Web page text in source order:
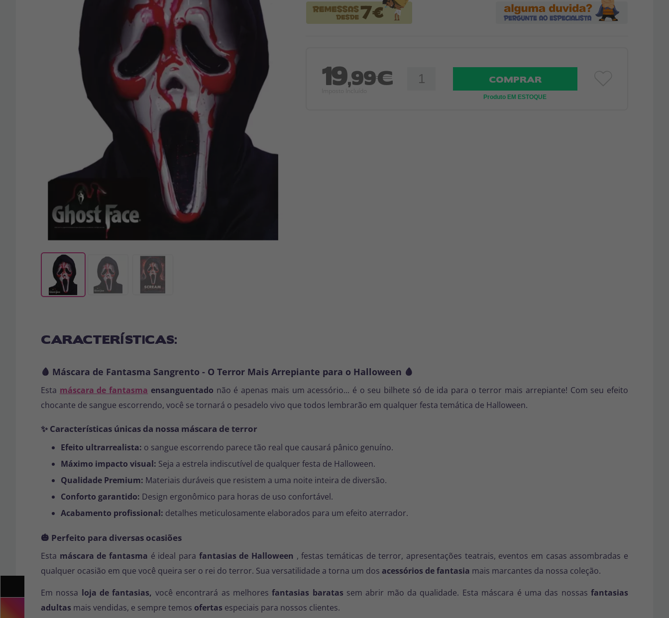
19,99€ COMPRAR
Produto EM ESTOQUE
CARACTERÍSTICAS:
🩸 Máscara de Fantasma Sangrento - O Terror Mais Arrepiante para o Halloween 🩸
Esta máscara de fantasma ensanguentado não é apenas mais um acessório... é o seu bilhete só de ida para o terror mais arrepiante! Com seu efeito
chocante de sangue escorrendo, você se tornará o pesadelo vivo que todos lembrarão em qualquer festa temática de Halloween.
✨ Características únicas da nossa máscara de terror
Efeito ultrarrealista: o sangue escorrendo parece tão real que causará pânico genuíno.
Máximo impacto visual: Seja a estrela indiscutível de qualquer festa de Halloween.
Qualidade Premium: Materiais duráveis que resistem a uma noite inteira de diversão.
Conforto garantido: Design ergonômico para horas de uso confortável.
Acabamento profissional: detalhes meticulosamente elaborados para um efeito aterrador.
🎃 Perfeito para diversas ocasiões
Esta máscara de fantasma é ideal para fantasias de Halloween , festas temáticas de terror, apresentações teatrais, eventos em casas assombradas e
qualquer ocasião em que você queira ser o rei do terror. Sua versatilidade a torna um dos acessórios de fantasia mais marcantes da nossa coleção.
Em nossa loja de fantasias, você encontrará as melhoresfantasias baratassem abrir mão da qualidade. Esta máscara é uma das nossasfantasias
adultas mais vendidas, e sempre temos ofertas especiais para nossos clientes.